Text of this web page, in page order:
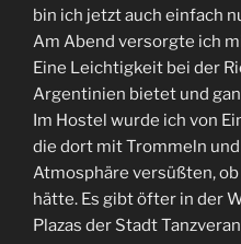
bin ich jetzt auch einfach
Am Abend versorgte ich
Eine Leichtigkeit bei der
Argentinien bietet und
Im Hostel wurde ich von
die dort mit Trommeln
Atmosphäre versüßten,
hätte. Es gibt öfter in der
Plazas der Stadt